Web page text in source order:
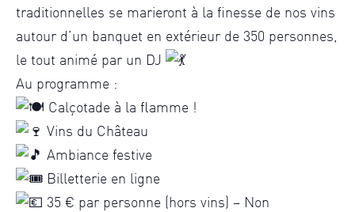
traditionnelles se marieront à la finesse de nos vins
autour d’un banquet en extérieur de 350 personnes,
le tout animé par un DJ
Au programme :
Calçotade à la flamme !
Vins du Château
Ambiance festive
Billetterie en ligne
35 € par personne (hors vins) – Non